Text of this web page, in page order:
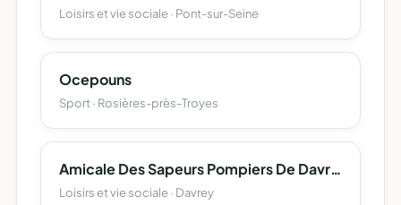
Loisirs et vie sociale · Pont-sur-Seine
Ocepouns
Sport · Rosières-près-Troyes
Amicale Des Sapeurs Pompiers De Davrey
Loisirs et vie sociale · Davrey